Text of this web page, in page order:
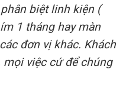
biệt linh kiện (
1 tháng hay màn
đơn vị khác. Khách
mọi việc cứ để chúng